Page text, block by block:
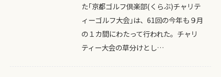
た｢京都ゴルフ倶楽部(くらぶ)チャリテ
ィーゴルフ大会｣は、61回の今年も９月
の１カ間にわたって行われた。チャリ
ティー大会の草分けとし…